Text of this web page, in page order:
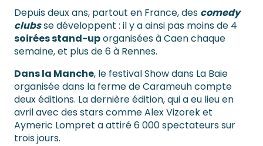
Depuis deux ans, partout en France, des comedy
clubsse développent : il y a ainsi pas moins de 4
soirées stand-uporganisées à Caen chaque
semaine, et plus de 6 à Rennes.
Dans la Manche, le festival Show dans La Baie
organisée dans la ferme de Carameuh compte
deux éditions. La dernière édition, qui a eu lieu en
avril avec des stars comme Alex Vizorek et
Aymeric Lompret a attiré 6 000 spectateurs sur
trois jours.